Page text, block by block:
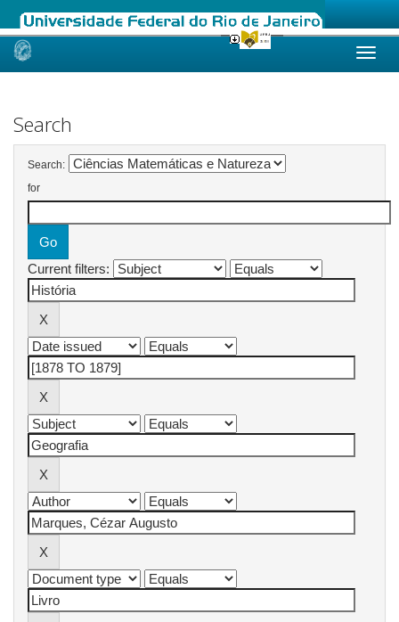
Skip
Search
Search:
for
Current filters: